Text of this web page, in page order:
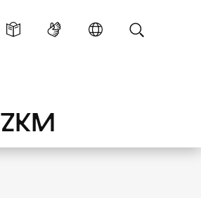
ZKM